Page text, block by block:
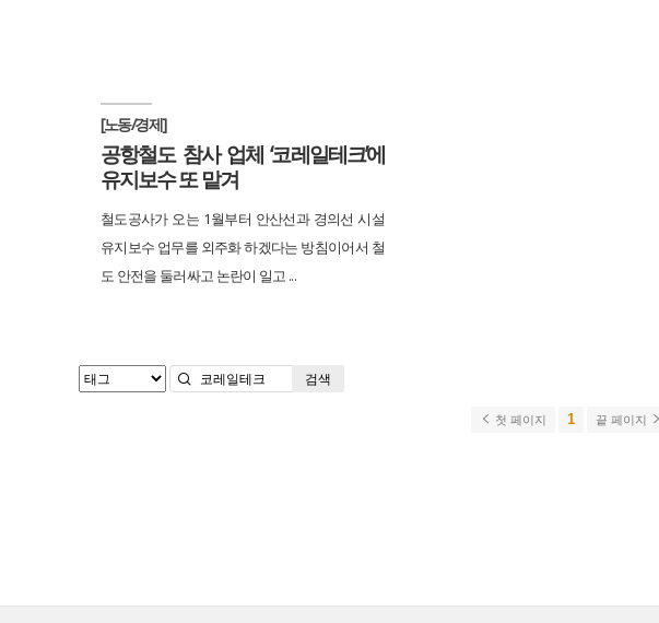
[노동/경제]
공항철도 참사 업체 ‘코레일테크’에
유지보수 또 맡겨
철도공사가 오는 1월부터 안산선과 경의선 시설
유지보수 업무를 외주화 하겠다는 방침이어서 철
도 안전을 둘러싸고 논란이 일고 ...
검색
첫 페이지 1 끝 페이지